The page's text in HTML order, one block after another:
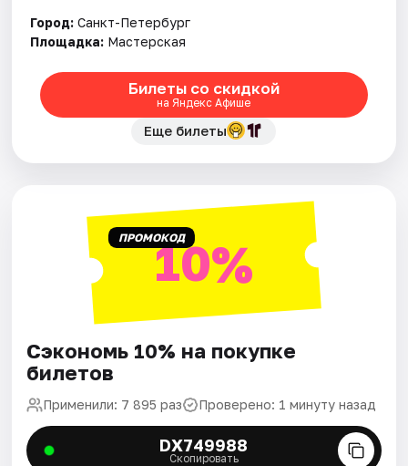
Город: Санкт-Петербург
Площадка: Мастерская
Билеты со скидкой
на Яндекс Афише
Еще билеты
ПРОМОКОД10%
Сэкономь 10% на покупке
билетов
Применили: 7 895 раз Проверено: 1 минуту назад
DX749988
Скопировать